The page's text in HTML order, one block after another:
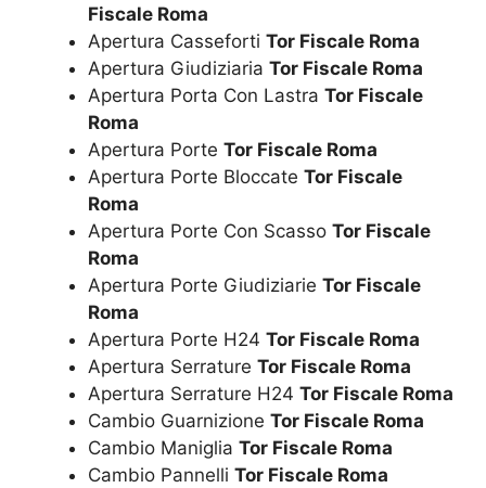
Fiscale Roma
Apertura Casseforti Tor Fiscale Roma
Apertura Giudiziaria Tor Fiscale Roma
Apertura Porta Con Lastra Tor Fiscale
Roma
Apertura Porte Tor Fiscale Roma
Apertura Porte Bloccate Tor Fiscale
Roma
Apertura Porte Con Scasso Tor Fiscale
Roma
Apertura Porte Giudiziarie Tor Fiscale
Roma
Apertura Porte H24 Tor Fiscale Roma
Apertura Serrature Tor Fiscale Roma
Apertura Serrature H24 Tor Fiscale Roma
Cambio Guarnizione Tor Fiscale Roma
Cambio Maniglia Tor Fiscale Roma
Cambio Pannelli Tor Fiscale Roma